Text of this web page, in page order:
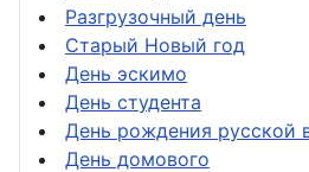
Разгрузочный день
Старый Новый год
День эскимо
День студента
День рождения русской
День домового